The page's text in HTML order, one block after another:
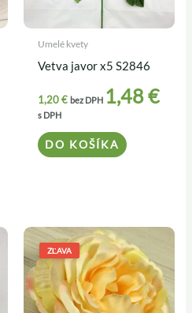
Umelé kvety
Vetva javor x5 S2846
1,20€ bez DPH 1,48€
s DPH
DO KOŠÍKA
ZĽAVA
Pôvodná
cena
bola:
0,39 €.
Aktuálna
cena
je:
0,35 €.